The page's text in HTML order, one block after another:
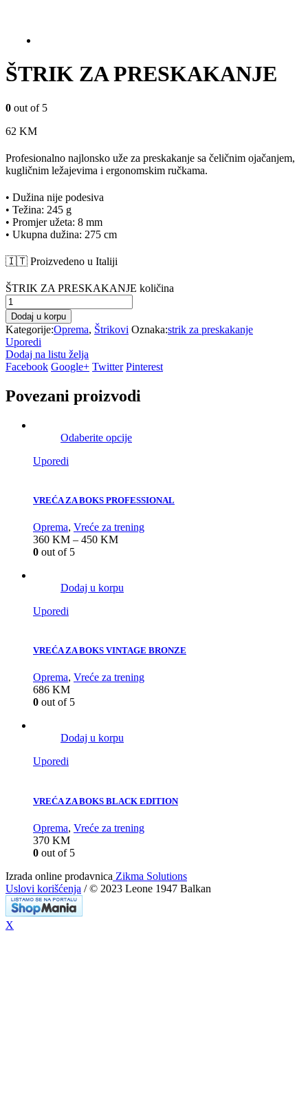
ŠTRIK ZA PRESKAKANJE
0 out of 5
62 KM
Profesionalno najlonsko uže za preskakanje sa čeličnim ojačanjem,
kugličnim ležajevima i ergonomskim ručkama.
• Dužina nije podesiva
• Težina: 245 g
• Promjer užeta: 8 mm
• Ukupna dužina: 275 cm
🇮🇹 Proizvedeno u Italiji
ŠTRIK ZA PRESKAKANJE količina
Dodaj u korpu
Kategorije:Oprema, Štrikovi Oznaka:strik za preskakanje
Uporedi
Dodaj na listu želja
Facebook Google+ Twitter Pinterest
Povezani proizvodi
Odaberite opcije
Uporedi
VREĆA ZA BOKS PROFESSIONAL
Oprema, Vreće za trening
360 KM – 450 KM
0 out of 5
Dodaj u korpu
Uporedi
VREĆA ZA BOKS VINTAGE BRONZE
Oprema, Vreće za trening
686 KM
0 out of 5
Dodaj u korpu
Uporedi
VREĆA ZA BOKS BLACK EDITION
Oprema, Vreće za trening
370 KM
0 out of 5
Izrada online prodavnica Zikma Solutions
Uslovi korišćenja / © 2023 Leone 1947 Balkan
X